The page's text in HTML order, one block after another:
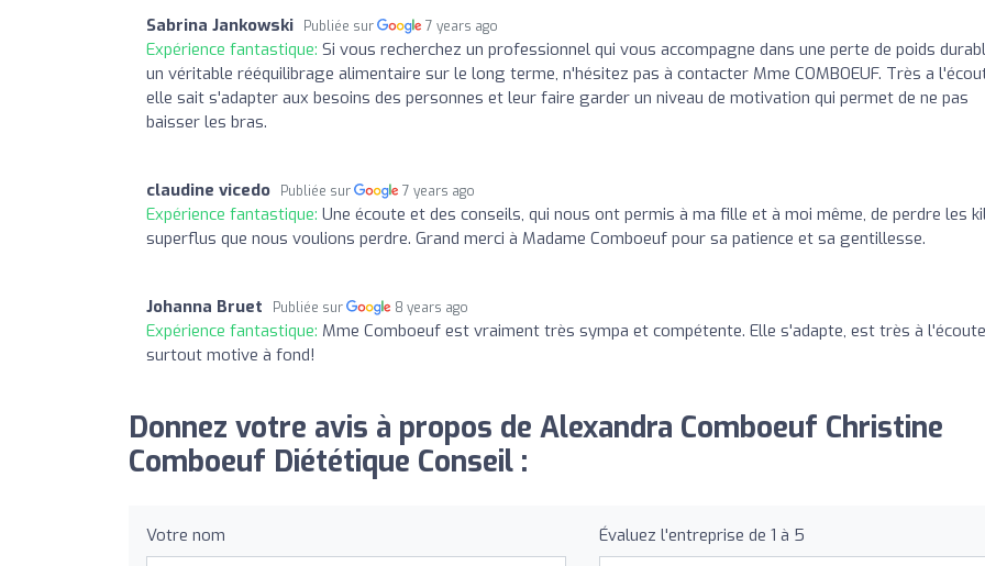
Sabrina Jankowski Publiée sur 7 years ago
Expérience fantastique: Si vous recherchez un professionnel qui vous accompagne dans une perte de poids
un véritable rééquilibrage alimentaire sur le long terme, n'hésitez pas à contacter Mme COMBOEUF. Très a
elle sait s'adapter aux besoins des personnes et leur faire garder un niveau de motivation qui permet de ne pas
baisser les bras.
claudine vicedo Publiée sur 7 years ago
Expérience fantastique: Une écoute et des conseils, qui nous ont permis à ma fille et à moi même, de perdre les
superflus que nous voulions perdre. Grand merci à Madame Comboeuf pour sa patience et sa gentillesse.
Johanna Bruet Publiée sur 8 years ago
Expérience fantastique: Mme Comboeuf est vraiment très sympa et compétente. Elle s'adapte, est très à
surtout motive à fond!
Donnez votre avis à propos de Alexandra Comboeuf Christine
Comboeuf Diététique Conseil :
Votre nom Évaluez l'entreprise de 1 à 5